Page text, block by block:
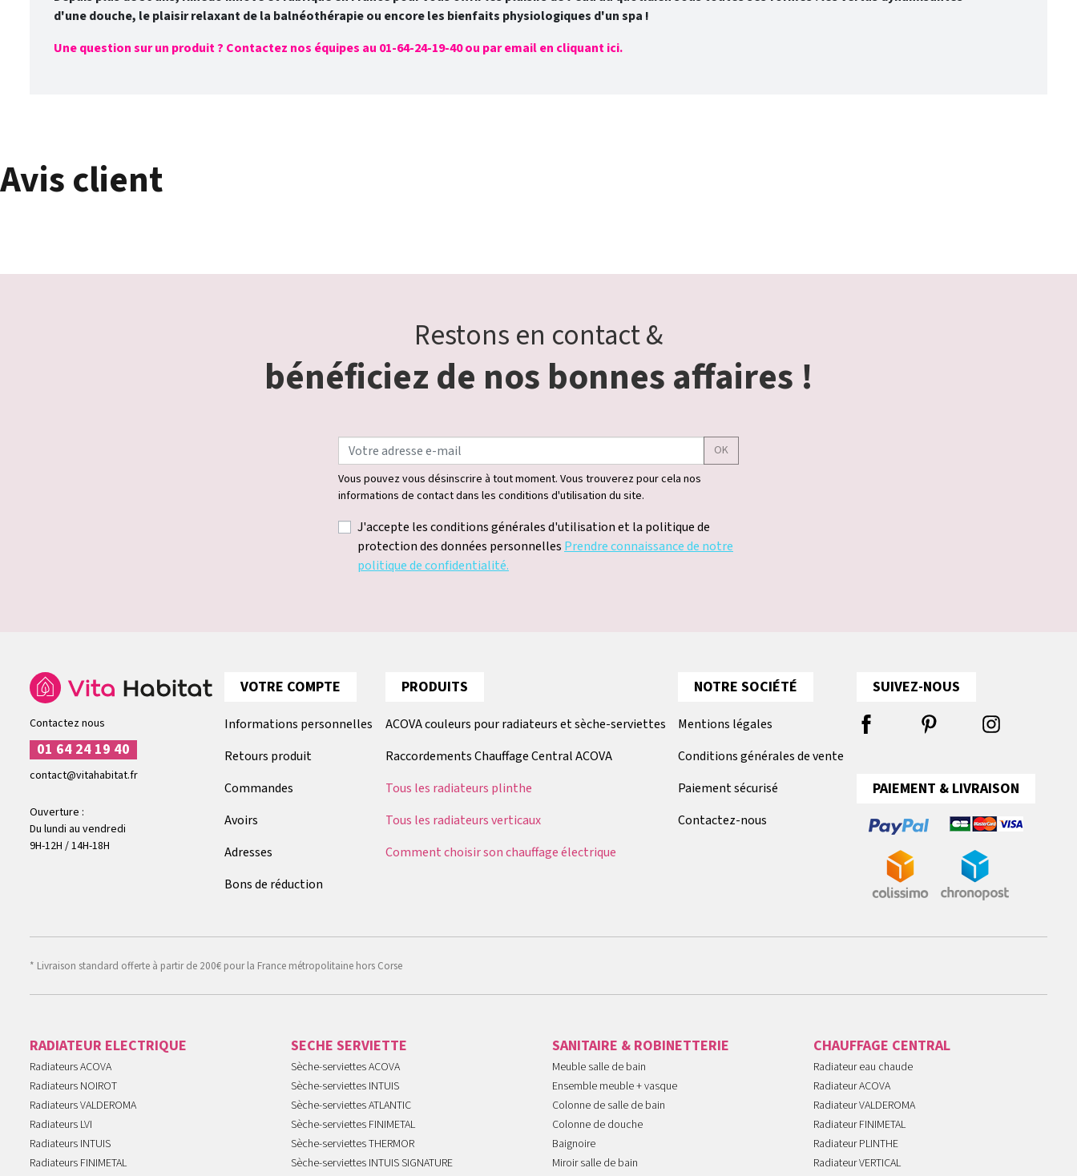
d'une douche, le plaisir relaxant de la balnéothérapie ou encore les bienfaits physiologiques d'un spa !
Une question sur un produit ? Contactez nos équipes au 01-64-24-19-40 ou par email en cliquant ici.
Avis client
Restons en contact &
bénéficiez de nos bonnes affaires !
OK
Vous pouvez vous désinscrire à tout moment. Vous trouverez pour cela nos
informations de contact dans les conditions d'utilisation du site.
J'accepte les conditions générales d'utilisation et la politique de
protection des données personnellesPrendre connaissance de notre
politique de confidentialité.
Contactez nous
01 64 24 19 40
contact@vitahabitat.fr
Ouverture :
Du lundi au vendredi
9H-12H / 14H-18H
VOTRE COMPTE
Informations personnelles
Retours produit
Commandes
Avoirs
Adresses
Bons de réduction
PRODUITS
ACOVA couleurs pour radiateurs et sèche-serviettes
Raccordements Chauffage Central ACOVA
Tous les radiateurs plinthe
Tous les radiateurs verticaux
Comment choisir son chauffage électrique
NOTRE SOCIÉTÉ
Mentions légales
Conditions générales de vente
Paiement sécurisé
Contactez-nous
SUIVEZ-NOUS
PAIEMENT & LIVRAISON
* Livraison standard offerte à partir de 200€ pour la France métropolitaine hors Corse
RADIATEUR ELECTRIQUE
Radiateurs ACOVA
Radiateurs NOIROT
Radiateurs VALDEROMA
Radiateurs LVI
Radiateurs INTUIS
Radiateurs FINIMETAL
SECHE SERVIETTE
Sèche-serviettes ACOVA
Sèche-serviettes INTUIS
Sèche-serviettes ATLANTIC
Sèche-serviettes FINIMETAL
Sèche-serviettes THERMOR
Sèche-serviettes INTUIS SIGNATURE
SANITAIRE & ROBINETTERIE
Meuble salle de bain
Ensemble meuble + vasque
Colonne de salle de bain
Colonne de douche
Baignoire
Miroir salle de bain
CHAUFFAGE CENTRAL
Radiateur eau chaude
Radiateur ACOVA
Radiateur VALDEROMA
Radiateur FINIMETAL
Radiateur PLINTHE
Radiateur VERTICAL